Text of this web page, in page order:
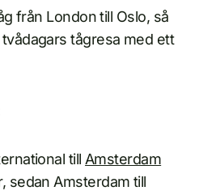
från London till Oslo, så
tågresa med ett
till Amsterdam
sedan Amsterdam till